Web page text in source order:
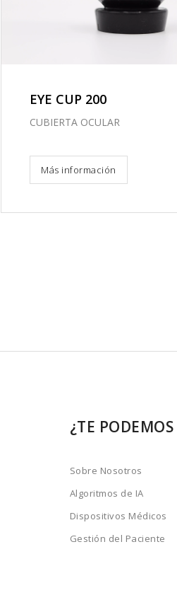
EYE CUP 200
CUBIERTA OCULAR
Más información
¿TE
Sobre Nosotros
Algoritmos de IA
Dispositivos Médicos
Gestión del Paciente